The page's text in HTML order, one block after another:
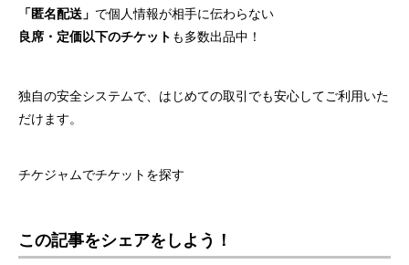
「匿名配送」 で個人情報が相手に伝わらない
良席・定価以下のチケット も多数出品中！
独自の安全システムで、はじめての取引でも安心してご利用いた
だけます。
チケジャムでチケットを探す
この記事をシェアをしよう！